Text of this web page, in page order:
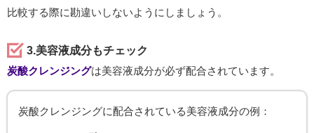
比較する際に勘違いしないようにしましょう。
3.美容液成分もチェック
炭酸クレンジングは美容液成分が必ず配合されています。
炭酸クレンジングに配合されている美容液成分の例：